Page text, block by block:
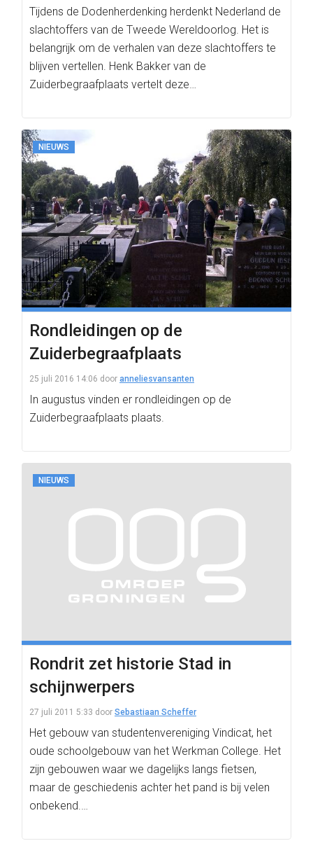
Tijdens de Dodenherdenking herdenkt Nederland de
slachtoffers van de Tweede Wereldoorlog. Het is
belangrijk om de verhalen van deze slachtoffers te
blijven vertellen. Henk Bakker van de
Zuiderbegraafplaats vertelt deze…
NIEUWS
Rondleidingen op de
Zuiderbegraafplaats
25 juli 2016 14:06 door anneliesvansanten
In augustus vinden er rondleidingen op de
Zuiderbegraafplaats plaats.
NIEUWS
Rondrit zet historie Stad in
schijnwerpers
27 juli 2011 5:33 door Sebastiaan Scheffer
Het gebouw van studentenvereniging Vindicat, het
oude schoolgebouw van het Werkman College. Het
zijn gebouwen waar we dagelijks langs fietsen,
maar de geschiedenis achter het pand is bij velen
onbekend.…